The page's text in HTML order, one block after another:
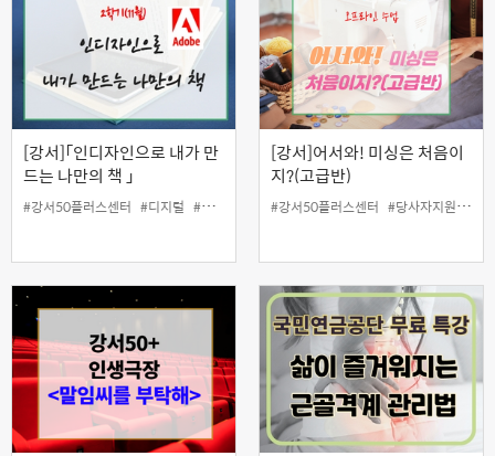
[강서]「인디자인으로 내가 만
드는 나만의 책 」
#강서50플러스센터 #디지털 #문서편집 #인디자인 #일활동지원 #전자출판 #정
[강서]어서와! 미싱은 처음이
지?(고급반)
#강서50플러스센터 #당사자지원 #미